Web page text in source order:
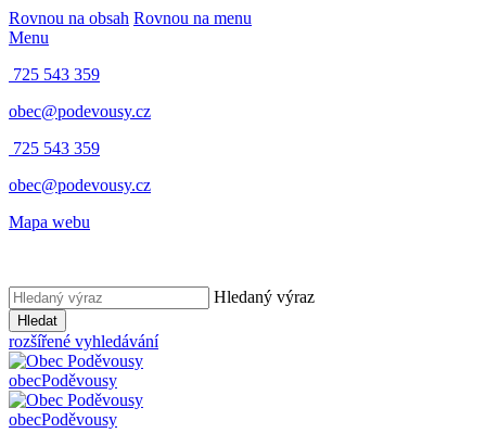
Rovnou na obsah Rovnou na menu
Menu
725 543 359
obec@podevousy.cz
725 543 359
obec@podevousy.cz
Mapa webu
Hledaný výraz
Hledat
rozšířené vyhledávání
obecPoděvousy
obecPoděvousy